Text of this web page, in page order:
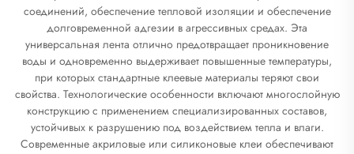
соединений, обеспечение тепловой изоляции и обеспечение
долговременной адгезии в агрессивных средах. Эта
универсальная лента отлично предотвращает проникновение
воды и одновременно выдерживает повышенные температуры,
при которых стандартные клеевые материалы теряют свои
свойства. Технологические особенности включают многослойную
конструкцию с применением специализированных составов,
устойчивых к разрушению под воздействием тепла и влаги.
Современные акриловые или силиконовые клеи обеспечивают